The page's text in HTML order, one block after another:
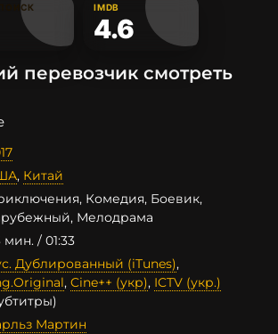
IMDB
4.6
перевозчик смотреть
, Китай
Комедия, Боевик,
Мелодрама
мин. / 01:33
Дублированный (iTunes),
, Cine++ (укр), ICTV (укр.)
Мартин